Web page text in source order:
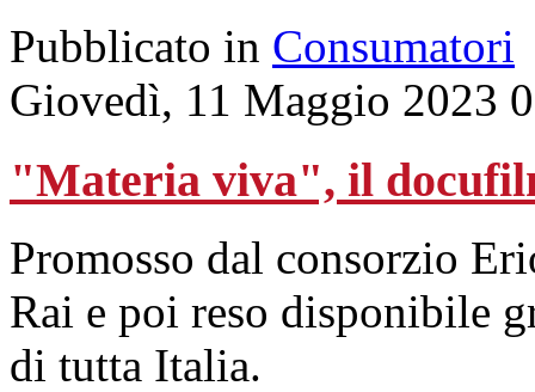
Pubblicato in Consumatori
Giovedì, 11 Maggio 2023
"Materia viva", il
Promosso dal consorzio
Rai e poi reso disponibile
di tutta Italia.